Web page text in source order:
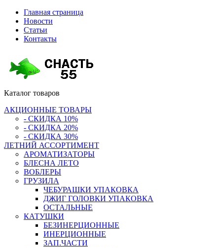
Главная страница
Новости
Статьи
Контакты
Каталог товаров
АКЦИОННЫЕ ТОВАРЫ
- СКИДКА 10%
- СКИДКА 20%
- СКИДКА 30%
ЛЕТНИЙ АССОРТИМЕНТ
АРОМАТИЗАТОРЫ
БЛЕСНА ЛЕТО
ВОБЛЕРЫ
ГРУЗИЛА
ЧЕБУРАШКИ УПАКОВКА
ДЖИГ ГОЛОВКИ УПАКОВКА
ОСТАЛЬНЫЕ
КАТУШКИ
БЕЗИНЕРЦИОННЫЕ
ИНЕРЦИОННЫЕ
ЗАП.ЧАСТИ